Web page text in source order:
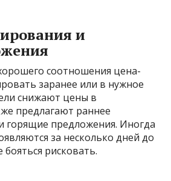
и
соотношения цена-
заранее или в нужное
снижают цены в
предлагают раннее
горящие предложения. Иногда
за несколько дней до
рисковать.